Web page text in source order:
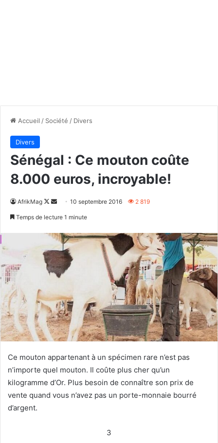
Accueil / Société / Divers
Divers
Sénégal : Ce mouton coûte
8.000 euros, incroyable!
AfrikMag
Follow
Envoyer10 septembre 2016 2 819
Temps de lecture 1 minute
Ce mouton appartenant à un spécimen rare n’est pas
n’importe quel mouton. Il coûte plus cher qu’un
kilogramme d’Or. Plus besoin de connaître son prix de
vente quand vous n’avez pas un porte-monnaie bourré
d’argent.
3